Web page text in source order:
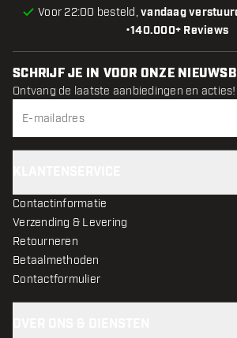
•140.000+ Reviews
Voor 22:00 besteld,vandaag
SCHRIJF JE IN VOOR ONZE
Ontvang de laatste aanbiedingen en acties!
Contactinformatie
Verzending & Levering
Retourneren
Betaalmethoden
Contactformulier